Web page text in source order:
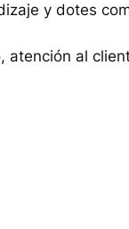
y dotes
atención al